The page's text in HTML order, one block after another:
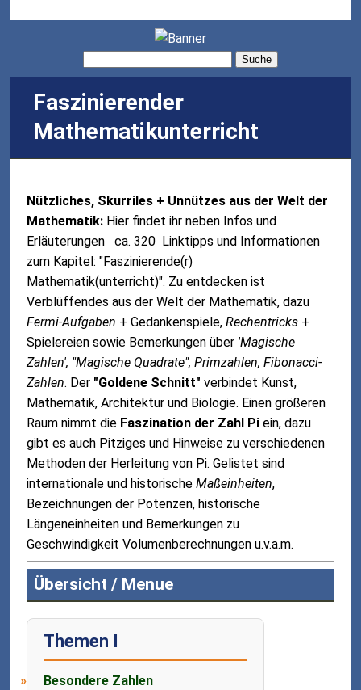
Suche
Faszinierender
Mathematikunterricht
Nützliches, Skurriles + Unnützes aus der Welt der
Mathematik: Hier findet ihr neben Infos und
Erläuterungen ca. 320 Linktipps und Informationen
zum Kapitel: "Faszinierende(r)
Mathematik(unterricht)". Zu entdecken ist
Verblüffendes aus der Welt der Mathematik, dazu
Fermi-Aufgaben + Gedankenspiele,Rechentricks +
Spielereien sowie Bemerkungen über 'Magische
Zahlen', "Magische Quadrate", Primzahlen, Fibonacci-
Zahlen. Der "Goldene Schnitt" verbindet Kunst,
Mathematik, Architektur und Biologie. Einen größeren
Raum nimmt die Faszination der Zahl Pi ein, dazu
gibt es auch Pitziges und Hinweise zu verschiedenen
Methoden der Herleitung von Pi. Gelistet sind
internationale und historischeMaßeinheiten,
Bezeichnungen der Potenzen, historische
Längeneinheiten und Bemerkungen zu
Geschwindigkeit Volumenberechnungen u.v.a.m.
Übersicht / Menue
Themen I
Besondere Zahlen